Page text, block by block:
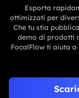
Esporta
ottimizzati per
Che tu stia
demo di prodotti
FocalFlow ti aiuta